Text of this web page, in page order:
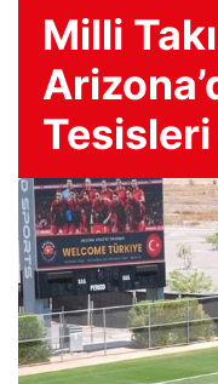
Milli
Tesisleri